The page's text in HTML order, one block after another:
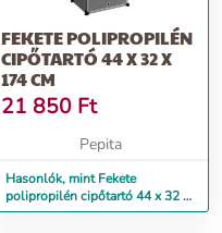
FEKETE POLIPROPILÉN
CIPŐTARTÓ 44 X 32 X
174 CM
21 850 Ft
Pepita
Hasonlók, mint Fekete
polipropilén cipőtartó 44 x 32 x
174 cm